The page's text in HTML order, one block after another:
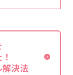
決法